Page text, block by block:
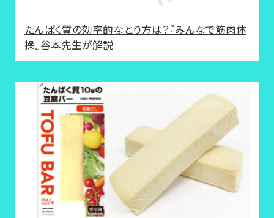
たんぱく質の効率的なとり方は？『みんなで筋肉体
操』谷本先生が解説